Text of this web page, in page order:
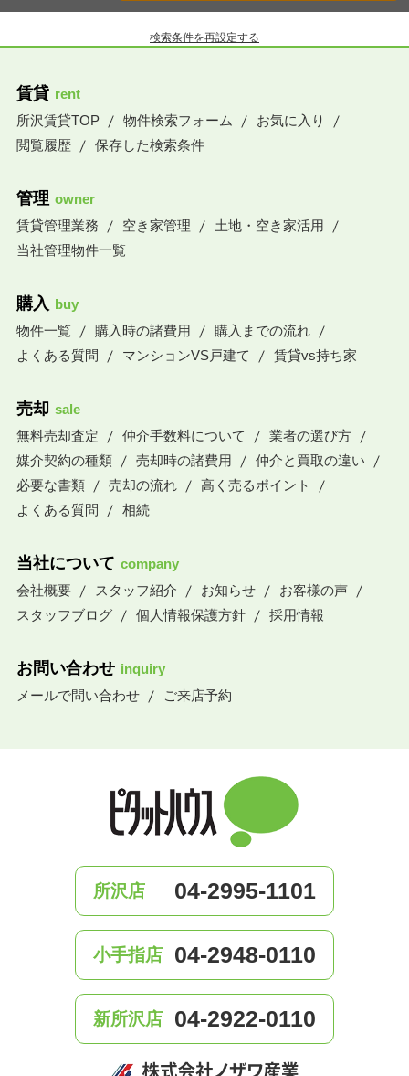
検索条件を再設定する
賃貸 rent
所沢賃貸TOP
物件検索フォーム
お気に入り
閲覧履歴
保存した検索条件
管理 owner
賃貸管理業務
空き家管理
土地・空き家活用
当社管理物件一覧
購入 buy
物件一覧
購入時の諸費用
購入までの流れ
よくある質問
マンションVS戸建て 賃貸vs持ち家
売却 sale
無料売却査定
仲介手数料について
業者の選び方
媒介契約の種類
売却時の諸費用
仲介と買取の違い
必要な書類
売却の流れ
高く売るポイント
よくある質問
相続
当社について company
会社概要
スタッフ紹介 お知らせ
お客様の声
スタッフブログ
個人情報保護方針 採用情報
お問い合わせ inquiry
メールで問い合わせ
ご来店予約
所沢店 04-2995-1101
小手指店 04-2948-0110
新所沢店 04-2922-0110